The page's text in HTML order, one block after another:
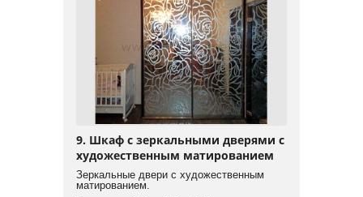
9. Шкаф с зеркальными дверями с
художественным матированием
Зеркальные двери с художественным
матированием.